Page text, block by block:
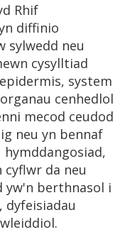
Rhif
diffinio
sylwedd neu
cysylltiad
system
cenhedlol
mecod ceudod
neu yn bennaf
cyflwr da neu
yw'n berthnasol i
dyfeisiadau